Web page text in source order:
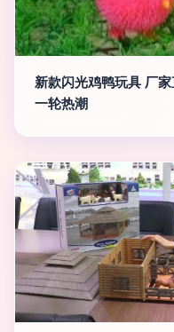
新款闪光鸡鸭玩具 厂
一轮热潮